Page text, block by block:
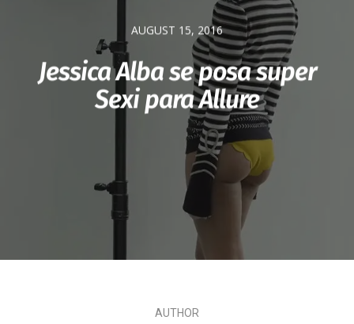
Chismes,
Escandalos,Morbo,
AUGUST 15, 2016
Jessica Alba se posa super
Sexi para Allure
AUTHOR